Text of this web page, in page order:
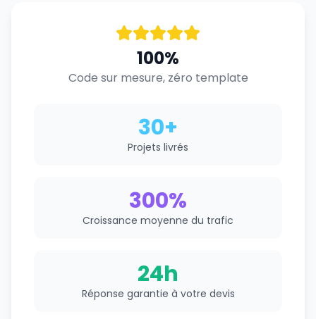
100%
Code sur mesure, zéro template
30+
Projets livrés
300%
Croissance moyenne du trafic
24h
Réponse garantie à votre devis